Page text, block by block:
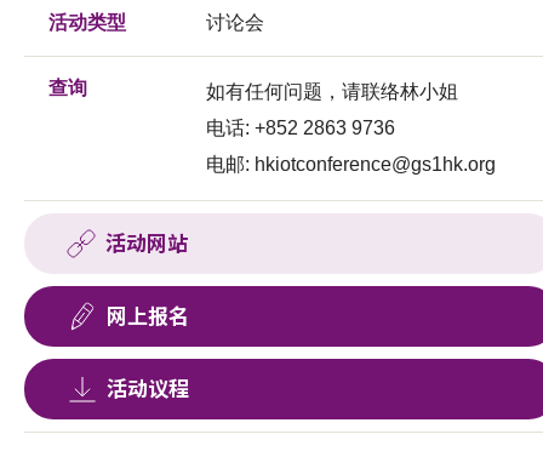
活动类型 讨论会
查询
如有任何问题，请联络林小姐
电话: +852 2863 9736
电邮: hkiotconference@gs1hk.org
活动网站
网上报名
活动议程